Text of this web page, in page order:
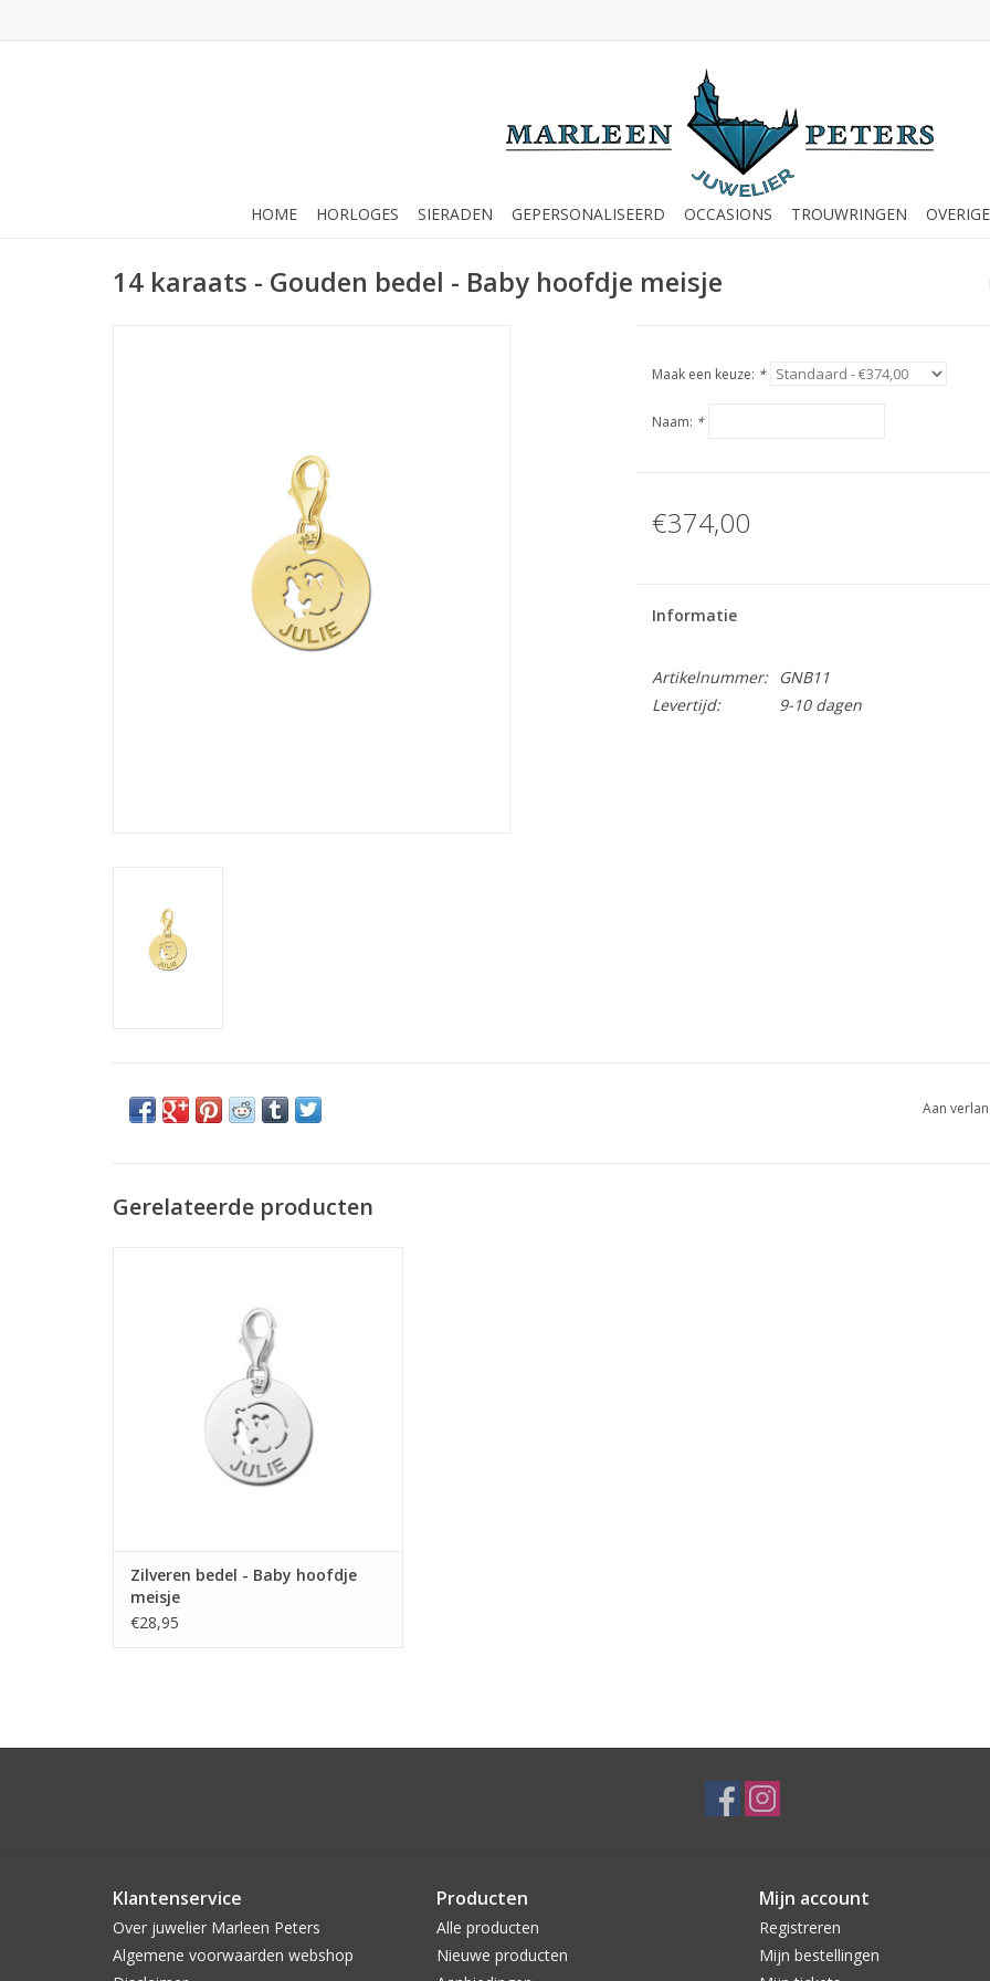
HOME HORLOGES SIERADEN GEPERSONALISEERD OCCASIONS TROUWRINGEN OVERIGE
14 karaats - Gouden bedel - Baby hoofdje meisje
Maak een keuze: *
Naam: *
€374,00
Informatie
Artikelnummer:
GNB11
Levertijd:
9-10 dagen
Aan
Gerelateerde producten
Zilveren bedel - Baby hoofdje
meisje
€28,95
Klantenservice
Over juwelier Marleen Peters
Algemene voorwaarden webshop
Producten
Alle producten
Nieuwe producten
Mijn account
Registreren
Mijn bestellingen